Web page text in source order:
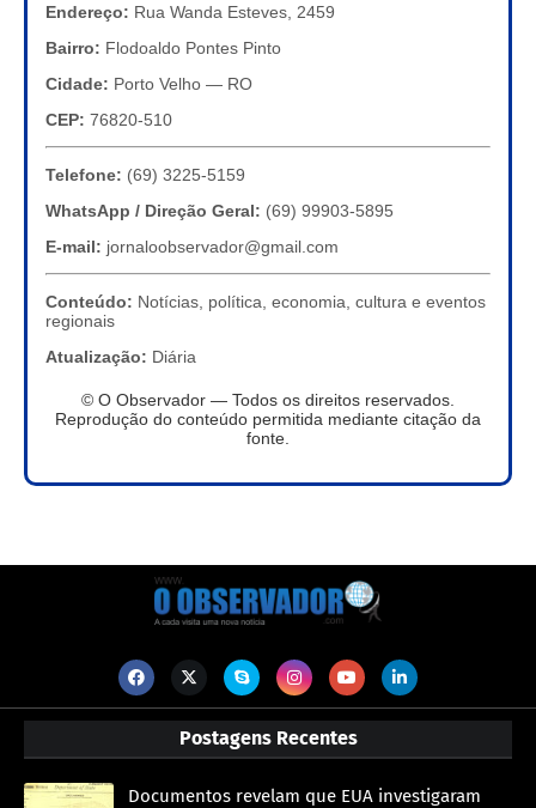
Endereço: Rua Wanda Esteves, 2459
Bairro: Flodoaldo Pontes Pinto
Cidade: Porto Velho — RO
CEP: 76820-510
Telefone: (69) 3225-5159
WhatsApp / Direção Geral: (69) 99903-5895
E-mail: jornaloobservador@gmail.com
Conteúdo: Notícias, política, economia, cultura e eventos
regionais
Atualização: Diária
© O Observador — Todos os direitos reservados.
Reprodução do conteúdo permitida mediante citação da
fonte.
Postagens Recentes
Documentos revelam que EUA investigaram